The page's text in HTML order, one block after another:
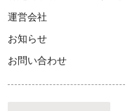
運営会社
お知らせ
お問い合わせ